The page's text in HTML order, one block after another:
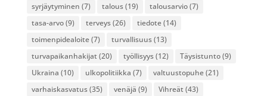
syrjäytyminen (7) talous(19) talousarvio(7)
tasa-arvo(9) terveys(26) tiedote(14)
toimenpidealoite(7) turvallisuus(13)
turvapaikanhakijat (20) työllisyys(12) Täysistunto(9)
Ukraina (10) ulkopolitiikka (7) valtuustopuhe(21)
varhaiskasvatus(35) venäjä (9) Vihreät (43)